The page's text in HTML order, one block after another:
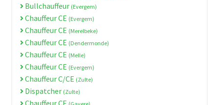
Bullchauffeur (Evergem)
Chauffeur CE (Evergem)
Chauffeur CE (Merelbeke)
Chauffeur CE (Dendermonde)
Chauffeur CE (Melle)
Chauffeur CE (Evergem)
Chauffeur C/CE (Zulte)
Dispatcher (Zulte)
Chauffeur CE